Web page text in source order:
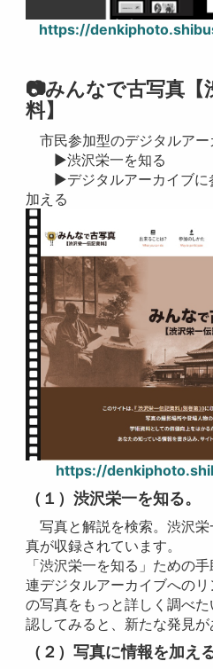
https://
📷みんなで古写真【
料】
市民参加型のデジタルアー
▶渋沢栄一を知る
▶デジタルアーカイブに
加える
https://
（１）渋沢栄一を知る。
写真と解説を検索。渋沢
真が収録されています。
「渋沢栄一を知る」ための
連デジタルアーカイブへの
の写真をもっと詳しく調べ
認してみると、新たな発見が
（２）写真に情報を加える